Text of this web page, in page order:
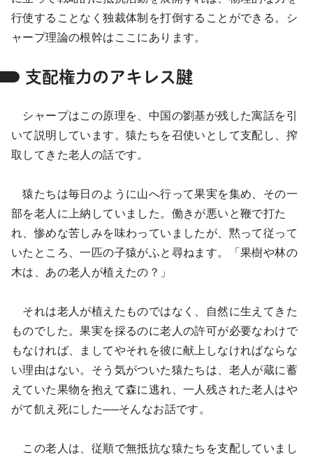
行使することなく独裁体制を打倒することができる。シ
ャープ理論の根幹はここにあります。
支配権力のアキレス腱
シャープはこの原理を、中国の劉基が残した寓話を引
いて説明しています。猿たちを召使いとして支配し、搾
取してきた老人の話です。
猿たちは毎日のように山へ行って果実を集め、その一
部を老人に上納していました。働きが悪いと鞭で打た
れ、惨めな苦しみを味わっていましたが、黙って従って
いたところ、一匹の子猿がふと尋ねます。「果樹や林の
木は、あの老人が植えたの？」
それは老人が植えたものではなく、自然に生えてきた
ものでした。果実を採るのに老人の許可が必要なわけで
もなければ、ましてやそれを彼に献上しなければならな
い理由はない。そう気がついた猿たちは、老人が蔵に蓄
えていた果物を抱えて森に逃れ、一人残された老人はや
がて飢え死にした──そんなお話です。
この老人は、従順で無抵抗な猿たちを支配していまし